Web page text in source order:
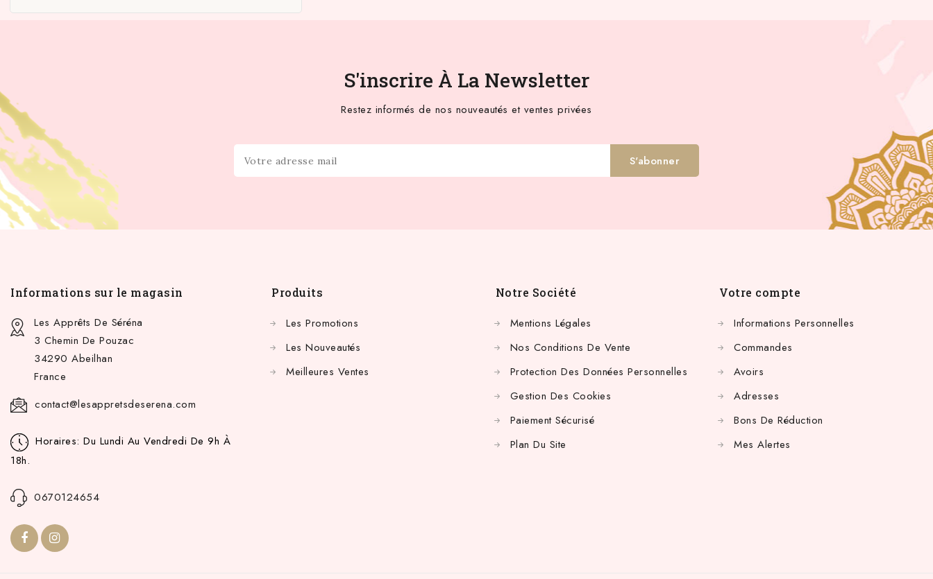
S'inscrire À La Newsletter
Restez informés de nos nouveautés et ventes privées
Informations sur le magasin
Les Apprêts De Séréna
3 Chemin De Pouzac
34290 Abeilhan
France
contact@lesappretsdeserena.com
Horaires: Du Lundi Au Vendredi De 9h À
18h.
0670124654
Produits
Les Promotions
Les Nouveautés
Meilleures Ventes
Notre Société
Mentions Légales
Nos Conditions De Vente
Protection Des Données Personnelles
Gestion Des Cookies
Paiement Sécurisé
Plan Du Site
Votre compte
Informations Personnelles
Commandes
Avoirs
Adresses
Bons De Réduction
Mes Alertes